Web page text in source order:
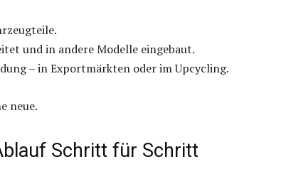
und in andere Modelle eingebaut.
– in Exportmärkten oder im Upcycling.
neue.
Schritt für Schritt